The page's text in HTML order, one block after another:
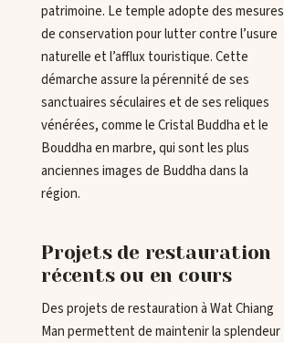
patrimoine. Le temple adopte des mesures
de conservation pour lutter contre l’usure
naturelle et l’afflux touristique. Cette
démarche assure la pérennité de ses
sanctuaires séculaires et de ses reliques
vénérées, comme le Cristal Buddha et le
Bouddha en marbre, qui sont les plus
anciennes images de Buddha dans la
région.
Projets de restauration
récents ou en cours
Des projets de restauration à Wat Chiang
Man permettent de maintenir la splendeur